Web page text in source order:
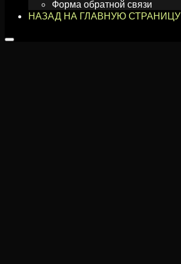
Форма обратной связи
НАЗАД НА ГЛАВНУЮ СТРАНИЦУ